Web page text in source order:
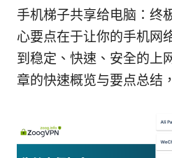
手机梯子共享给电脑：终
心要点在于让你的手机网
到稳定、快速、安全的上
章的快速概览与要点总结